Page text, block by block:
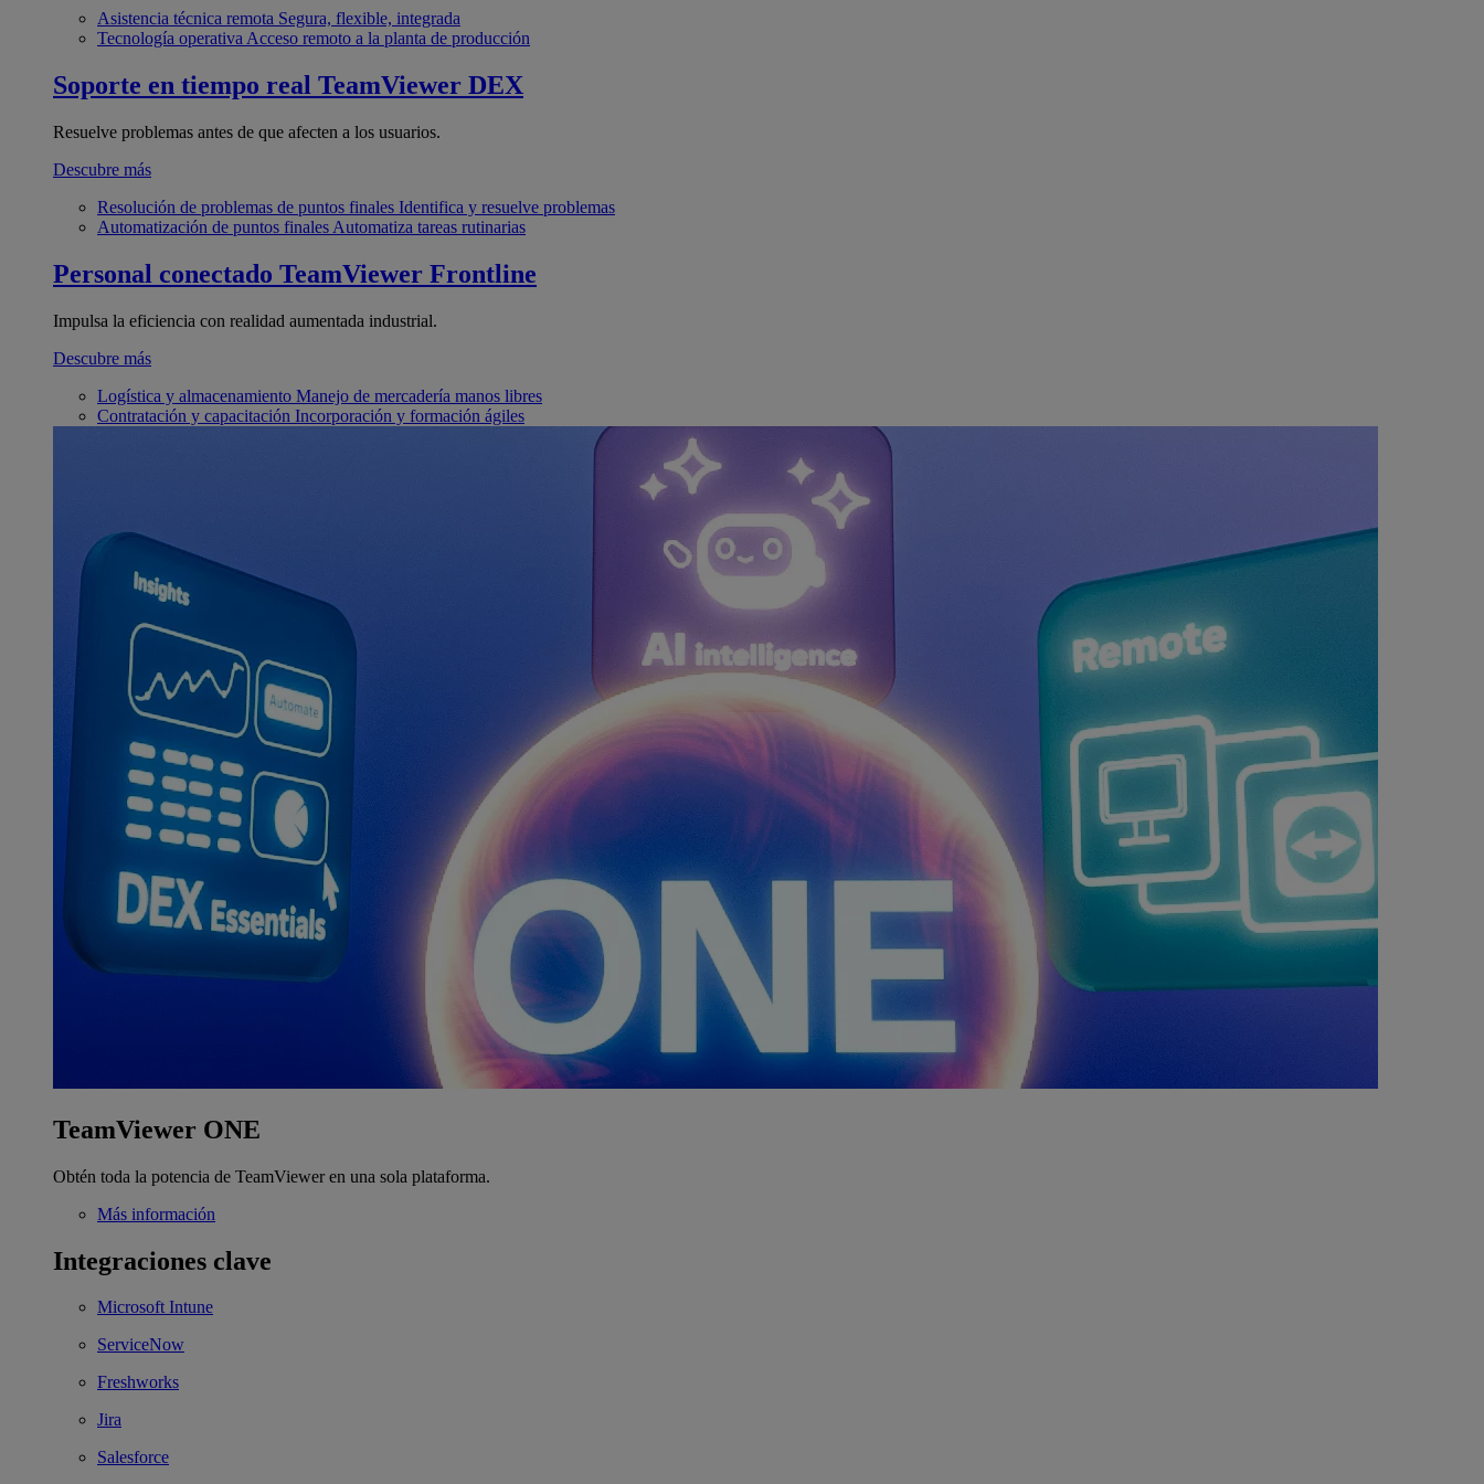
Asistencia técnica remota Segura, flexible, integrada
Tecnología operativa Acceso remoto a la planta de producción
Soporte en tiempo real TeamViewer DEX
Resuelve problemas antes de que afecten a los usuarios.
Descubre más
Resolución de problemas de puntos finales Identifica y resuelve problemas
Automatización de puntos finales Automatiza tareas rutinarias
Personal conectado TeamViewer Frontline
Impulsa la eficiencia con realidad aumentada industrial.
Descubre más
Logística y almacenamiento Manejo de mercadería manos libres
Contratación y capacitación Incorporación y formación ágiles
TeamViewer ONE
Obtén toda la potencia de TeamViewer en una sola plataforma.
Más información
Integraciones clave
Microsoft Intune
ServiceNow
Freshworks
Jira
Salesforce